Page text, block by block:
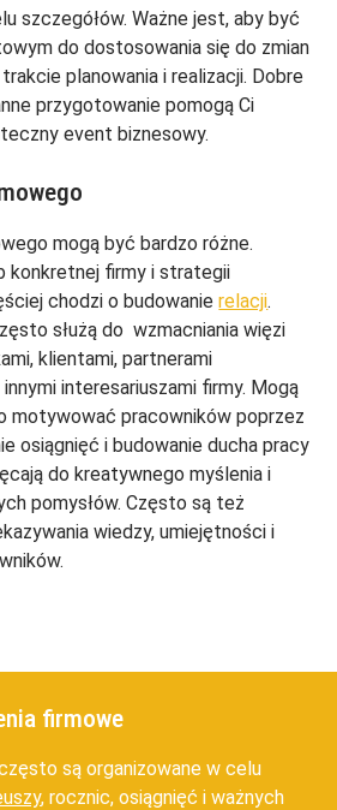
szczegółów. Ważne jest, aby być
do dostosowania się do zmian
planowania i realizacji. Dobre
przygotowanie pomogą Ci
event biznesowy.
mogą być bardzo różne.
konkretnej firmy i strategii
chodzi o budowanierelacji.
służą do wzmacniania więzi
klientami, partnerami
interesariuszami firmy. Mogą
motywować pracowników poprzez
osiągnięć i budowanie ducha pracy
do kreatywnego myślenia i
pomysłów. Często są też
wiedzy, umiejętności i
firmowe
są organizowane w celu
, rocznic, osiągnięć i ważnych